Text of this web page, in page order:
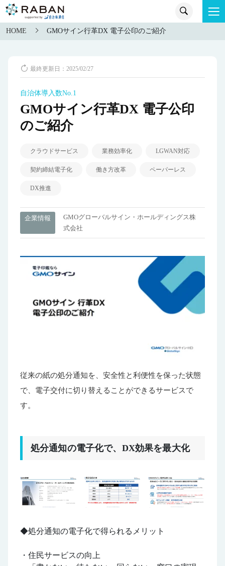
HOME GMOサイン行革DX 電子公印のご紹介
最終更新日：2025/02/27
自治体導入数No.1
GMOサイン行革DX 電子公印
のご紹介
クラウドサービス 業務効率化 LGWAN対応
契約締結電子化 働き方改革 ペーパーレス
DX推進
企業情報
GMOグローバルサイン・ホールディングス株
式会社
従来の紙の処分通知を、安全性と利便性を保った状態
で、電子交付に切り替えることができるサービスで
す。
処分通知の電子化で、DX効果を最大化
◆処分通知の電子化で得られるメリット
・住民サービスの向上